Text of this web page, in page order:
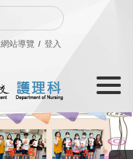
網站導覽 登入
Search
Toggle